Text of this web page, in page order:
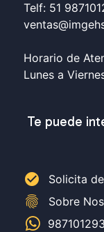
Telf: 51
Horario de
Lunes a
Te puede
check_circle Solicita
fingerprint
Sobre
987101293